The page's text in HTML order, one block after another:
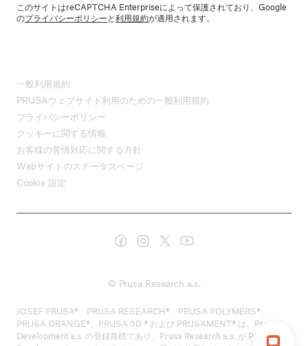
このサイトはreCAPTCHA Enterpriseによって保護されており、Google
のプライバシーポリシーと利用規約が適用されます。
一般利用規約
PRUSAウェブサイト利用のための一般利用規約
プライバシーポリシー
クッキーに関する情報
お客様の苦情対応に関する方針
Webサイトのステータスページ
Cookie 設定
© Prusa Research a.s.
JOSEF PRUSA®、PRUSA RESEARCH®、PRUSA POLYMERS®、
PRUSA ORANGE®、PRUSA 3D ® および PRUSAMENT® は、Prusa
Development a.s. の登録商標であり、Prusa Research a.s. が Prusa